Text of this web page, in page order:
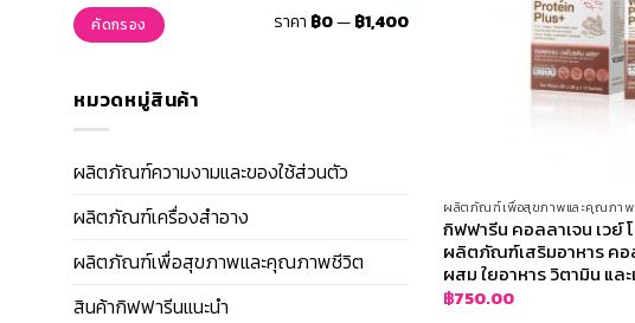
ราคา
ต่ำ
สุด
ราคา
สูงสุดคัดกรอง ราคา ฿0—฿1,400
หมวดหมู่สินค้า
ผลิตภัณฑ์ความงามและของใช้ส่วนตัว
ผลิตภัณฑ์เครื่องสำอาง
ผลิตภัณฑ์เพื่อสุขภาพและคุณภาพชีวิต
สินค้ากิฟฟารีนแนะนำ
ผลิตภัณฑ์เพื่อสุขภาพและคุณภา
กิฟฟารีน คอลลาเจน เวย์
ผลิตภัณฑ์เสริมอาหาร คอ
ผสม ใยอาหาร วิตามิน แล
฿750.00